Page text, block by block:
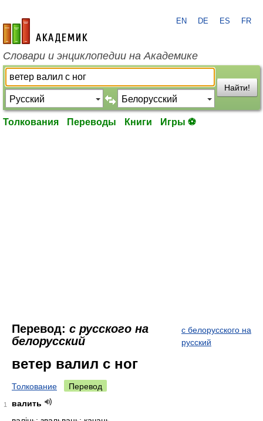
academic.ru
EN DE ES FR
Словари и энциклопедии на Академике
Найти!
Толкования Переводы Книги Игры ⚽
Перевод: с русского на
белорусский
с белорусского на
русский
ветер валил с ног
Толкование Перевод
1
валить